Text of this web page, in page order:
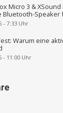
Micro 3 & XSound
Bluetooth-Speaker
- 7:33 Uhr
Warum eine
- 11:00 Uhr